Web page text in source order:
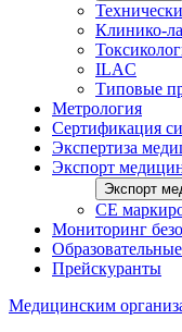
Клинико-
ILAС
Типовые
Метрология
Сертификация
Экспертиза
Экспорт
Экспорт
CE
Мониторинг
Прейскуранты
Медицинским